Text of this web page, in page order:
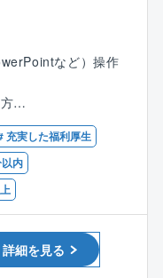
発足させており、
事務員業の見直
の取り組みを進め
システム導入や現
イト/BIM/空調服の
残業削減/就業環
管理部門は30h以上
だまだ多いです
いきます。
得/土曜出勤の場
。有給取得平均日
す。
どあり、働きやす
ていないか）
んでいるか）
ナンスがメインと
など）操作
方
充実した福利厚生
内
詳細を見る